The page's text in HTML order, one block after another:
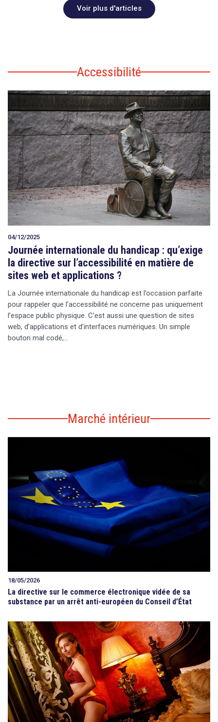
Voir plus d'articles
Accessibilité
04/12/2025
Journée internationale du handicap : qu’exige
la directive sur l’accessibilité en matière de
sites web et applications ?
La Journée internationale du handicap est l’occasion parfaite
pour rappeler que l’accessibilité ne concerne pas uniquement
l’espace public physique. C’est aussi une question de sites
web, d’applications et d’interfaces numériques. Un simple
bouton mal codé,…
Marché intérieur
18/05/2026
La directive sur le commerce électronique vidée de sa
substance par un arrêt anti-européen du Conseil d’État